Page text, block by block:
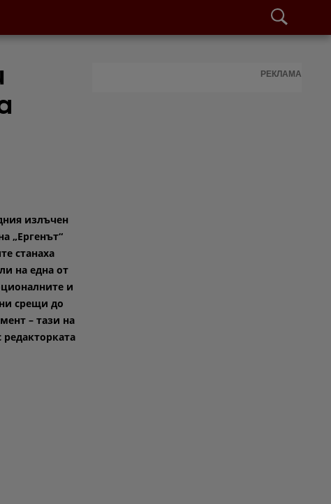
излъчен
„Ергенът“
станаха
на една от
и
срещи до
– тази на
редакторката
РЕКЛАМА